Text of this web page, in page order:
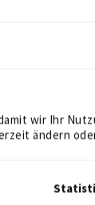
wir Ihr
ändern